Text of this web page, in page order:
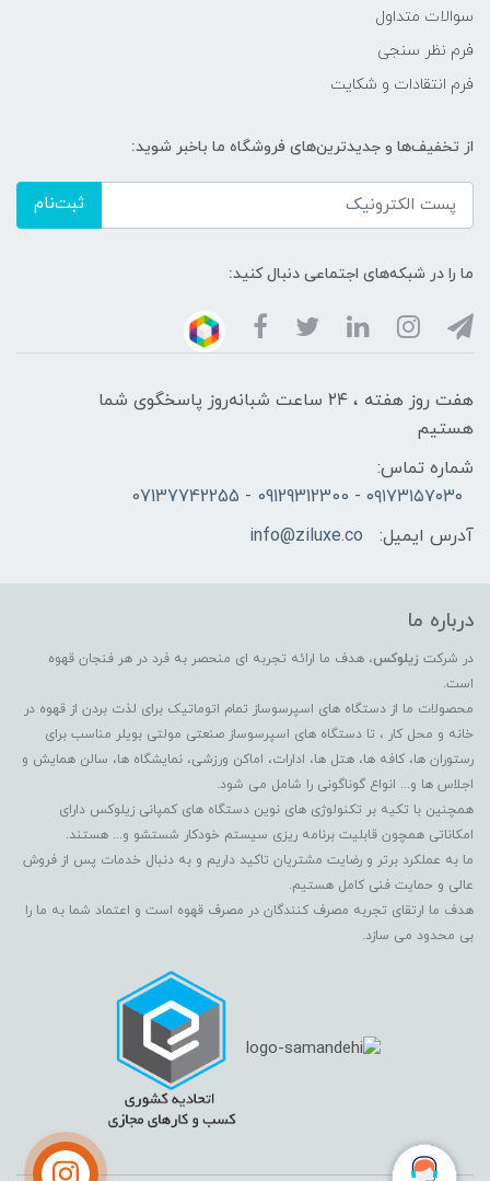
سوالات متداول
فرم نظر سنجی
فرم انتقادات و شکایت
از تخفیف‌ها و جدیدترین‌های فروشگاه ما باخبر شوید:
ثبت‌نام
ما را در شبکه‌های اجتماعی دنبال کنید:
هفت روز هفته ، ۲۴ ساعت شبانه‌روز پاسخگوی شما
هستیم
شماره تماس:
۰۹۱۷۳۱۵۷۰۳۰ - 09129312300 - 07137742255
آدرس ایمیل:
info@ziluxe.co
درباره ما
در شرکت زیلوکس، هدف ما ارائه تجربه ای منحصر به فرد در هر فنجان قهوه
است.
محصولات ما از دستگاه های اسپرسوساز تمام اتوماتیک برای لذت بردن از قهوه در
خانه و محل کار ، تا دستگاه های اسپرسوساز صنعتی مولتی بویلر مناسب برای
رستوران ها، کافه ها، هتل ها، ادارات، اماکن ورزشی، نمایشگاه ها، سالن همایش و
اجلاس ها و... انواع گوناگونی را شامل می شود.
همچنین با تکیه بر تکنولوژی های نوین دستگاه های کمپانی زیلوکس دارای
امکاناتی همچون قابلیت برنامه ریزی سیستم خودکار شستشو و... هستند.
ما به عملکرد برتر و رضایت مشتریان تاکید داریم و به دنبال خدمات پس از فروش
عالی و حمایت فنی کامل هستیم.
هدف ما ارتقای تجربه مصرف کنندگان در مصرف قهوه است و اعتماد شما به ما را
بی محدود می سازد.